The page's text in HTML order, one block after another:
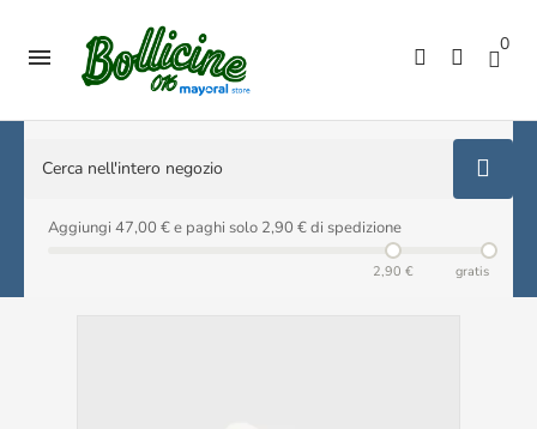
 0
Aggiungi 47,00 € e paghi solo 2,90 € di spedizione
2,90 € gratis